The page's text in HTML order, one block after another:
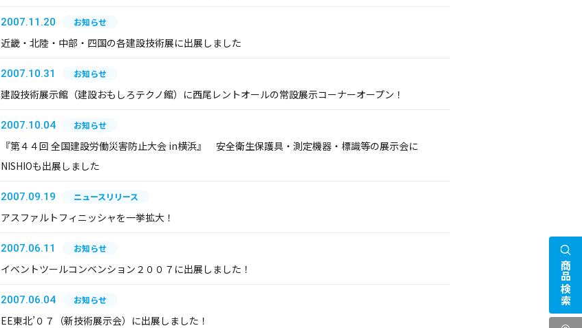
2007.11.20 お知らせ
近畿・北陸・中部・四国の各建設技術展に出展しました
2007.10.31 お知らせ
建設技術展示館（建設おもしろテクノ館）に西尾レントオールの常設展示コーナーオープン！
2007.10.04 お知らせ
『第４４回 全国建設労働災害防止大会 in横浜』 安全衛生保護具・測定機器・標識等の展示会に
NISHIOも出展しました
2007.09.19 ニュースリリース
アスファルトフィニッシャを一挙拡大！
2007.06.11 お知らせ
イベントツールコンベンション２００７に出展しました！
2007.06.04 お知らせ
EE東北’０７（新技術展示会）に出展しました！
商品検索